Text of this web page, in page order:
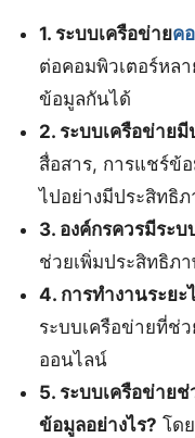
1. ระบบเครือข่ายค
ต่อคอมพิวเตอร์หล
ข้อมูลกันได้
2. ระบบเครือข่าย
สื่อสาร, การแชร์ข้
ไปอย่างมีประสิทธิภ
3. องค์กรควรมีระ
ช่วยเพิ่มประสิทธิภ
4. การทำงานระยะ
ระบบเครือข่ายที่ช่
ออนไลน์
5. ระบบเครือข่าย
ข้อมูลอย่างไร? โด